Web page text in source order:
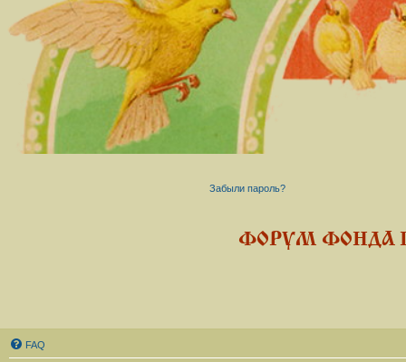
Забыли пароль?
ФОРУМ ФОНДА
FAQ